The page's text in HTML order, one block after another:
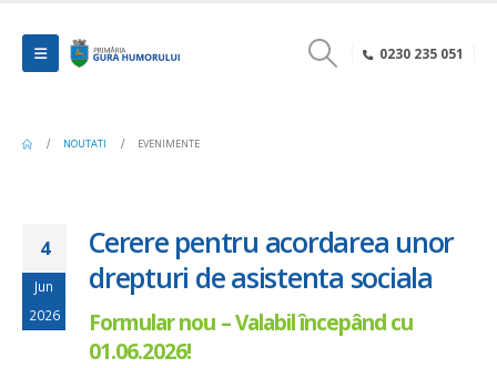
0230 235 051
NOUTATI EVENIMENTE
4
Jun
2026
Cerere pentru acordarea unor
drepturi de asistenta sociala
Formular nou – Valabil începând cu
01.06.2026!